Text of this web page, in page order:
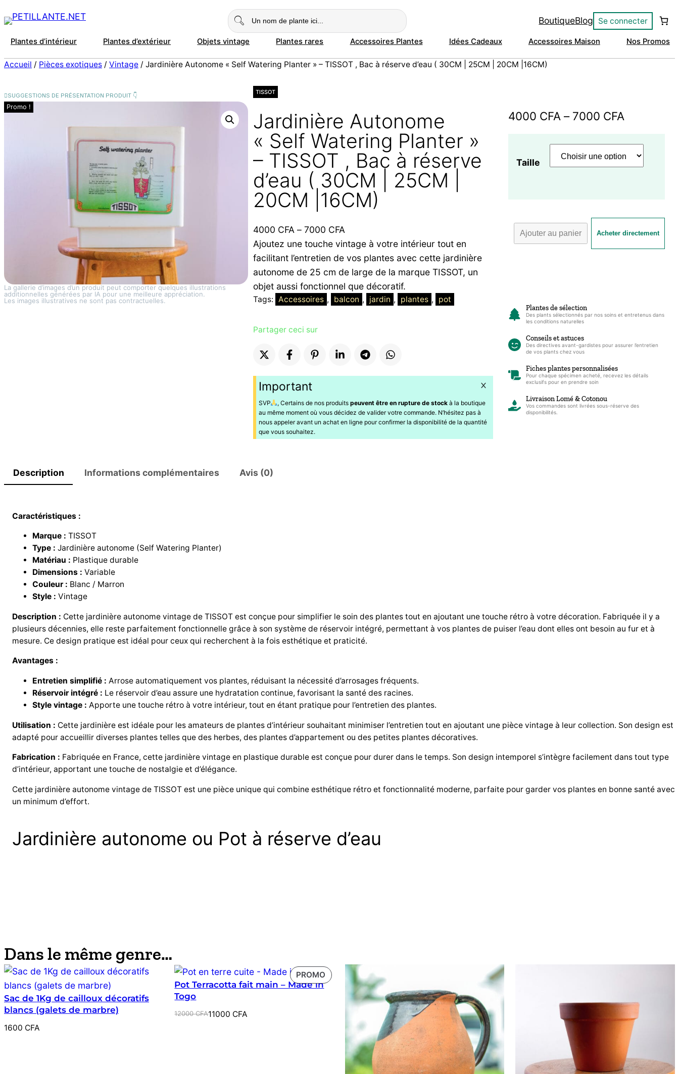
BoutiqueBlog Se connecter
Plantes d’intérieur Plantes d’extérieur Objets vintage Plantes rares Accessoires Plantes Idées Cadeaux Accessoires Maison Nos Promos
Accueil / Pièces exotiques / Vintage / Jardinière Autonome « Self Watering Planter » – TISSOT , Bac à réserve d’eau ( 30CM | 25CM | 20CM |16CM)
Promo !
La gallerie d’images d’un produit peut comporter quelques illustrations
additionnelles générées par IA pour une meilleure appréciation.
Les images illustratives ne sont pas contractuelles.
TISSOT
Jardinière Autonome
« Self Watering Planter »
– TISSOT , Bac à réserve
d’eau ( 30CM | 25CM |
20CM |16CM)
4000 CFA – 7000 CFA
Plage
de
prix :
4000 CFA
à
7000 CFA
Ajoutez une touche vintage à votre intérieur tout en
facilitant l’entretien de vos plantes avec cette jardinière
autonome de 25 cm de large de la marque TISSOT, un
objet aussi fonctionnel que décoratif.
Tags: Accessoires , balcon , jardin , plantes , pot
Partager ceci sur
Important
SVP , Certains de nos produitspeuvent être en rupture de stock à la boutique
au même moment où vous décidez de valider votre commande. N’hésitez pas à
nous appeler avant un achat en ligne pour confirmer la disponibilité de la quantité
que vous souhaitez.
4000 CFA – 7000 CFA
Plage
4000 CFA
Taille
quantité
Planter"
–
TISSOT
,
à
réserve
d'eau
Ajouter au panier Acheter directement
Plantes de sélection
Des plants sélectionnés par nos soins et entretenus dans
les conditions naturelles
Conseils et astuces
Des directives avant-gardistes pour assurer l’entretien
de vos plants chez vous
Fiches plantes personnalisées
Pour chaque spécimen acheté, recevez les détails
exclusifs pour en prendre soin
Livraison Lomé & Cotonou
Vos commandes sont livrées sous-réserve des
disponibilités.
Description Informations complémentaires Avis (0)
Caractéristiques :
Marque : TISSOT
Type : Jardinière autonome (Self Watering Planter)
Matériau : Plastique durable
Dimensions : Variable
Couleur : Blanc / Marron
Style : Vintage
Description : Cette jardinière autonome vintage de TISSOT est conçue pour simplifier le soin des plantes tout en ajoutant une touche rétro à votre décoration. Fabriquée il y a
plusieurs décennies, elle reste parfaitement fonctionnelle grâce à son système de réservoir intégré, permettant à vos plantes de puiser l’eau dont elles ont besoin au fur et à
mesure. Ce design pratique est idéal pour ceux qui recherchent à la fois esthétique et praticité.
Avantages :
Entretien simplifié : Arrose automatiquement vos plantes, réduisant la nécessité d’arrosages fréquents.
Réservoir intégré : Le réservoir d’eau assure une hydratation continue, favorisant la santé des racines.
Style vintage : Apporte une touche rétro à votre intérieur, tout en étant pratique pour l’entretien des plantes.
Utilisation : Cette jardinière est idéale pour les amateurs de plantes d’intérieur souhaitant minimiser l’entretien tout en ajoutant une pièce vintage à leur collection. Son design est
adapté pour accueillir diverses plantes telles que des herbes, des plantes d’appartement ou des petites plantes décoratives.
Fabrication : Fabriquée en France, cette jardinière vintage en plastique durable est conçue pour durer dans le temps. Son design intemporel s’intègre facilement dans tout type
d’intérieur, apportant une touche de nostalgie et d’élégance.
Cette jardinière autonome vintage de TISSOT est une pièce unique qui combine esthétique rétro et fonctionnalité moderne, parfaite pour garder vos plantes en bonne santé avec
un minimum d’effort.
Jardinière autonome ou Pot à réserve d’eau
Dans le même genre…
Sac de 1Kg de cailloux décoratifs
blancs (galets de marbre)
1600 CFA
PROMO PRODUIT
EN
PROMOTION
Pot Terracotta fait main – Made in
Togo
12000CFA
Le
11000 CFA
Le